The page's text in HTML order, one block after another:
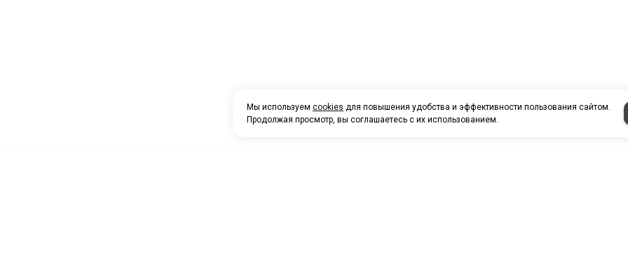
Мы используем cookies для повышения удобства и эффективности пользования сайтом.
Продолжая просмотр, вы соглашаетесь с их использованием.